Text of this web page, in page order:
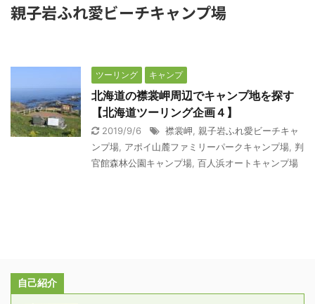
親子岩ふれ愛ビーチキャンプ場
ツーリング キャンプ
北海道の襟裳岬周辺でキャンプ地を探す
【北海道ツーリング企画４】
2019/9/6 襟裳岬
親子岩ふれ愛ビーチキャ
ンプ場 アポイ山麓ファミリーパークキャンプ場 判
官館森林公園キャンプ場 百人浜オートキャンプ場
自己紹介